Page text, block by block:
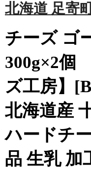
北海道 足寄
チーズ ゴ
300g×2個
ズ工房】
北海道産
ハードチ
品 生乳 加